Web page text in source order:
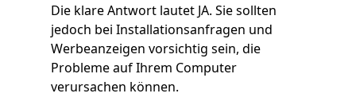
Die klare Antwort lautet JA. Sie sollten
jedoch bei Installationsanfragen und
Werbeanzeigen vorsichtig sein, die
Probleme auf Ihrem Computer
verursachen können.